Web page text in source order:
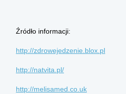
Źródło informacji:
http://zdrowejedzenie.blox.pl
http://natvita.pl/
http://melisamed.co.uk